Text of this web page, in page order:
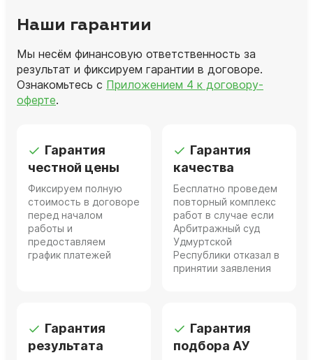
Наши гарантии
Мы несём финансовую ответственность за
результат и фиксируем гарантии в договоре.
Ознакомьтесь с Приложением 4 к договору-
оферте.
Гарантия
честной цены
Фиксируем полную
стоимость в договоре
перед началом
работы и
предоставляем
график платежей
Гарантия
качества
Бесплатно проведем
повторный комплекс
работ в случае если
Арбитражный суд
Удмуртской
Республики отказал в
принятии заявления
Гарантия
результата
Гарантия
подбора АУ